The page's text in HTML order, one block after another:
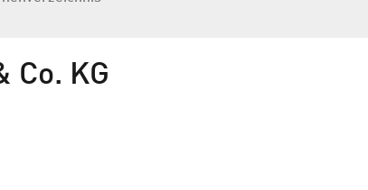
Co. KG